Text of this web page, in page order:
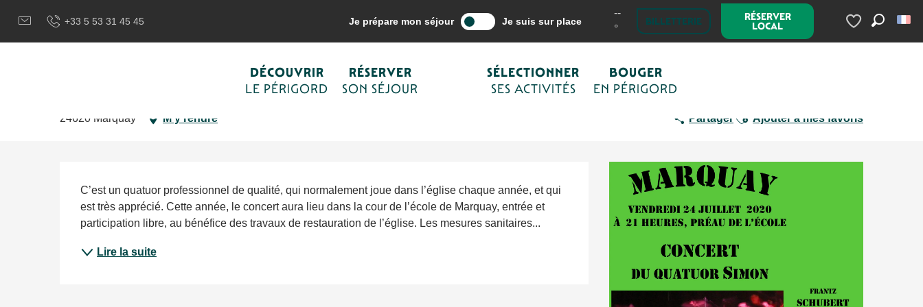
contenu
+33 5 53 31 45 45 Je prépare mon séjour Je suis sur place
--
°
BILLETTERIE RÉSERVER
LOCAL
Voir les favoris
DÉCOUVRIR
LE PÉRIGORD
RÉSERVER
SON SÉJOUR
SÉLECTIONNER
SES ACTIVITÉS
BOUGER
EN PÉRIGORD
Bienvenue à Sarlat, Capitale du Périgord Noir Je sélectionne mes activités Concert du quatuor Simon
24620 Marquay M'y rendre Partager Ajouter à mes favoris
Description
C’est un quatuor professionnel de qualité, qui normalement joue dans l’église chaque année, et qui
est très apprécié. Cette année, le concert aura lieu dans la cour de l’école de Marquay, entrée et
participation libre, au bénéfice des travaux de restauration de l’église. Les mesures sanitaires...
Lire la suite